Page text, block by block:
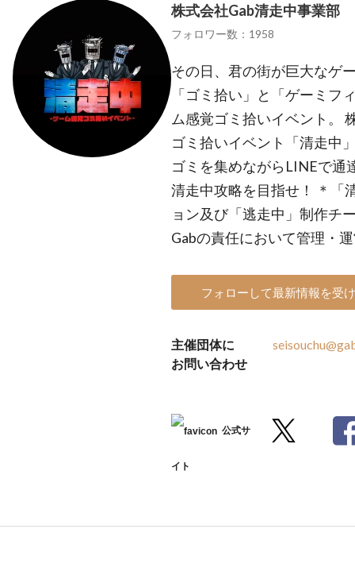
株式会社Gab清走中事業部
フォロワー数：1958
その日、君の街が巨大なゲ
「ゴミ拾い」と「ゲーミフ
ム感覚ゴミ拾いイベント。
ゴミ拾いイベント「清走中
ゴミを集めながらLINEで通
清走中攻略を目指せ！ ＊「
ョン及び「逃走中」制作チ
Gabの責任において管理・
フォローして最新情報を受
主催団体に
お問い合わせ
公式サ
イト